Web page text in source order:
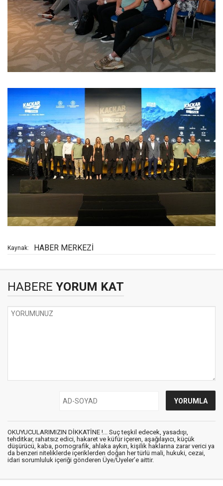
Kaynak: HABER MERKEZİ
HABERE YORUM KAT
OKUYUCULARIMIZIN DİKKATİNE !... Suç teşkil edecek, yasadışı,
tehditkar, rahatsız edici, hakaret ve küfür içeren, aşağılayıcı, küçük
düşürücü, kaba, pornografik, ahlaka aykırı, kişilik haklarına zarar verici ya
da benzeri niteliklerde içeriklerden doğan her türlü mali, hukuki, cezai,
idari sorumluluk içeriği gönderen Üye/Üyeler’e aittir.